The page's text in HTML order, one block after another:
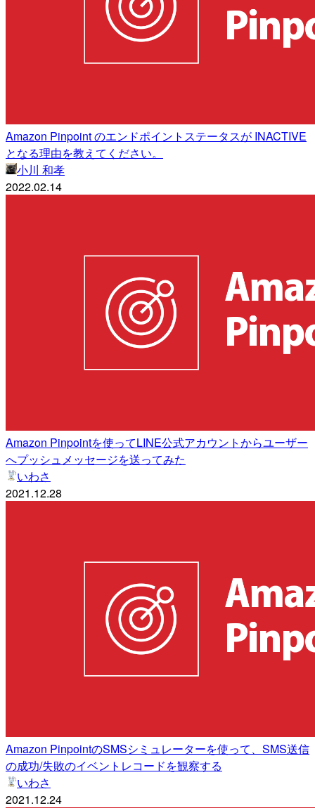
Amazon Pinpoint のエンドポイントステータスが INACTIVE
となる理由を教えてください。
小川 和孝
2022.02.14
Amazon Pinpointを使ってLINE公式アカウントからユーザー
へプッシュメッセージを送ってみた
いわさ
2021.12.28
Amazon PinpointのSMSシミュレーターを使って、SMS送信
の成功/失敗のイベントレコードを観察する
いわさ
2021.12.24